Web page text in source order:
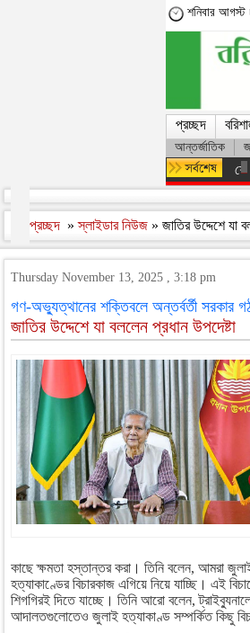
শনিবার আগস্ট
প্রচ্ছদ
আন্তর্জাতিক
প্রচ্ছদ »স্লাইডার নিউজ » জাতির উদ্দেশে যা
Thursday November 13, 2025 , 3:18 pm
গণ-অভ্যুত্থানের শক্তিবলে অন্তর্বর্তী সরকার
জাতির উদ্দেশে যা বললেন প্রধান উপদেষ্টা
কাছে ক্ষমতা হস্তান্তর করা। তিনি বলেন, আমরা
হত্যাকাণ্ডের বিচারকাজ এগিয়ে নিয়ে যাচ্ছি। এই
শিগগিরই দিতে যাচ্ছে। তিনি আরো বলেন,
আদালতগুলোতেও জুলাই হত্যাকাণ্ড সম্পর্কিত কিছু